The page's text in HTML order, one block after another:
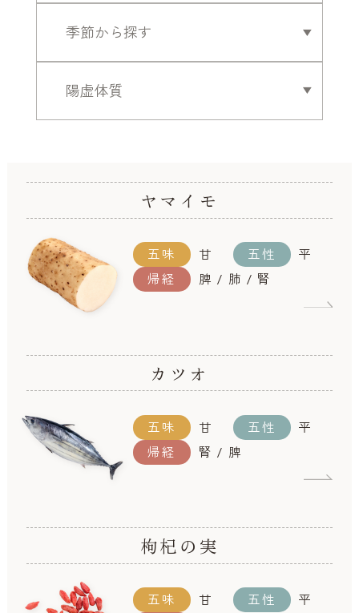
ヤマイモ
五味 甘 五性
平
帰経
脾 / 肺 / 腎
カツオ
五味 甘 五性
平
帰経
腎 / 脾
枸杞の実
五味 甘 五性
平